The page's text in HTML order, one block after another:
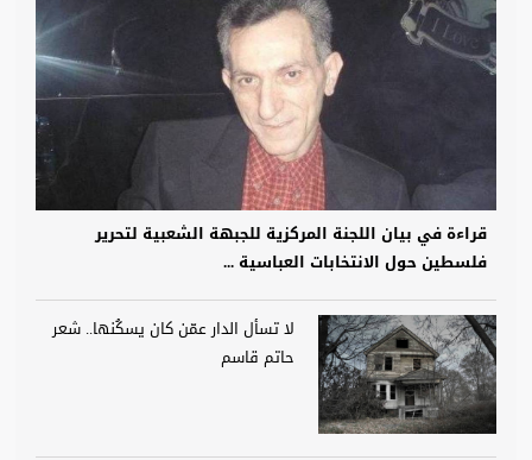
قراءة في بيان اللجنة المركزية للجبهة الشعبية لتحرير
فلسطين حول الانتخابات العباسية ...
لا تسأل الدار عمّن كان يسكُنها.. شعر
حاتم قاسم